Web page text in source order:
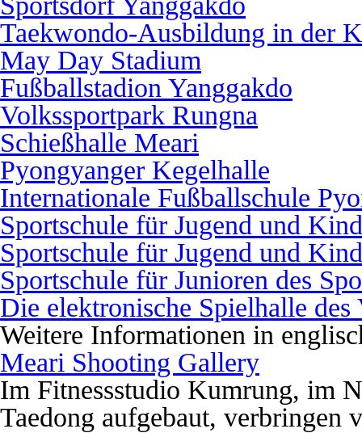
Taekwondo-Ausbildung in der
May Day Stadium
Fußballstadion Yanggakdo
Volkssportpark Rungna
Schießhalle Meari
Pyongyanger Kegelhalle
Internationale Fußballschule
Sportschule für Jugend und
Sportschule für Jugend und
Sportschule für Junioren des
Die elektronische Spielhalle
Weitere Informationen in
Meari Shooting Gallery
Im Fitnessstudio Kumrung, im
Taedong aufgebaut, verbringen